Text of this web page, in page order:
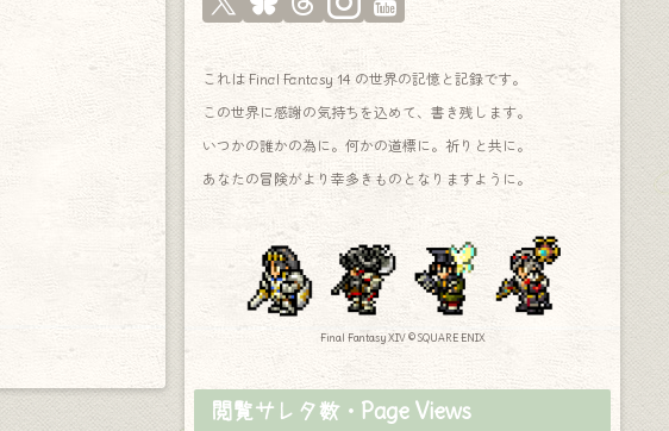
これは Final Fantasy 14 の世界の記憶と記録です。
この世界に感謝の気持ちを込めて、書き残します。
いつかの誰かの為に。何かの道標に。祈りと共に。
あなたの冒険がより幸多きものとなりますように。
Final Fantasy XIV © SQUARE ENIX
閲覧サレタ数・Page Views